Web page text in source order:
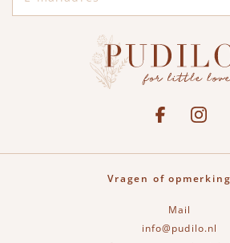
See our Facebook
Bekijk
Vragen of
Mail
info@pudilo.nl